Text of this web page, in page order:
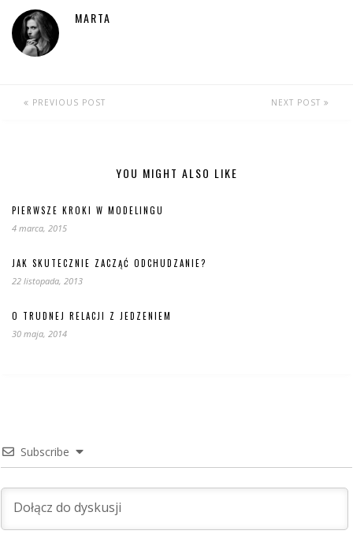
MARTA
PREVIOUS POST NEXT POST
YOU MIGHT ALSO LIKE
PIERWSZE KROKI W MODELINGU
4 marca, 2015
JAK SKUTECZNIE ZACZĄĆ ODCHUDZANIE?
22 listopada, 2013
O TRUDNEJ RELACJI Z JEDZENIEM
30 maja, 2014
Subscribe